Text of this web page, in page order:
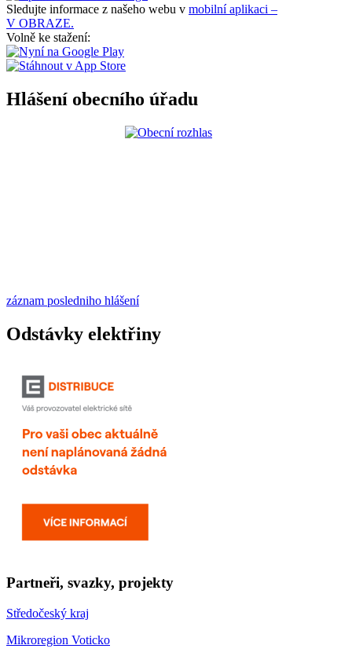
Sledujte informace z našeho webu v mobilní aplikaci –
V OBRAZE.
Volně ke stažení:
Hlášení obecního úřadu
záznam posledniho hlášení
Odstávky elektřiny
Partneři, svazky, projekty
Středočeský kraj
Mikroregion Voticko